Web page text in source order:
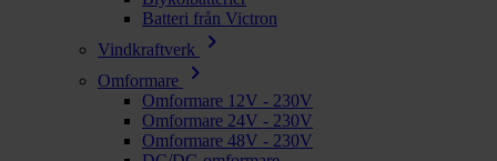
Batteri från Victron
Vindkraftverk
chevron_right
Omformare chevron_right
Omformare 12V - 230V
Omformare 24V - 230V
Omformare 48V - 230V